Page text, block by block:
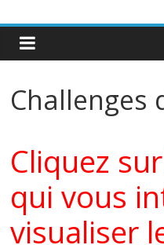
Challenges
Cliquez
qui vous
visualiser